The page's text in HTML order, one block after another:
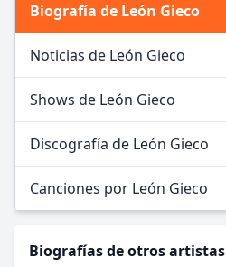
Biografía de León Gieco
Noticias de León Gieco
Shows de León Gieco
Discografía de León Gieco
Canciones por León Gieco
Biografías de otros artistas